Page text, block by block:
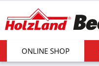
ONLINE SHOP